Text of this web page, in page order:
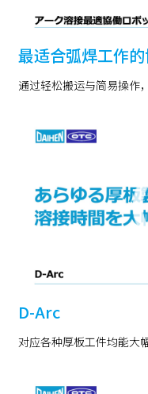
最适合弧焊工作
通过轻松搬运与简易操作
D-Arc
对应各种厚板工件均能大